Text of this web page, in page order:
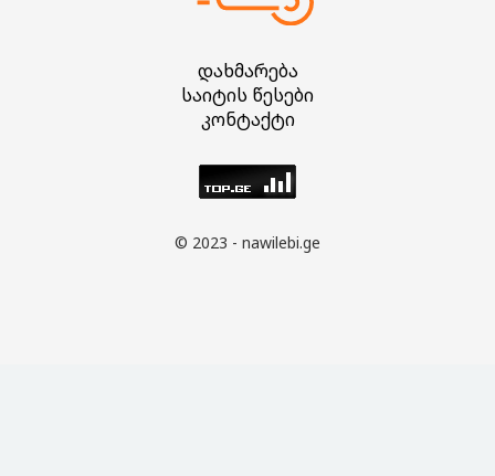
დახმარება
საიტის წესები
კონტაქტი
© 2023 - nawilebi.ge